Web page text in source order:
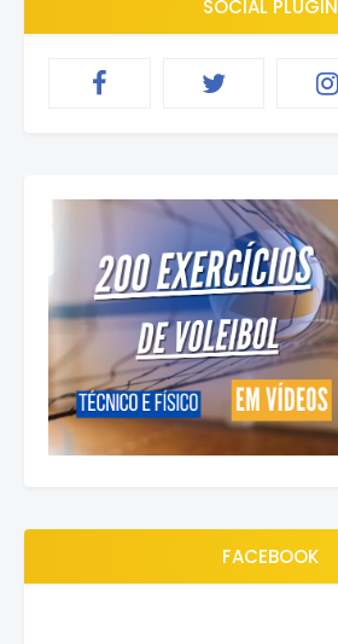
SOCIAL PLUGIN
FACEBOOK